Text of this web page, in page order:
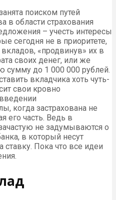
поиском путей
в области страхования
– учесть интересы
сегодня не в приоритете,
«продвинув» их в
своих денег, или же
сумму до 1 000 000 рублей.
вкладчика хоть чуть-
свои кровно
когда застрахована не
его часть. Ведь в
не задумываются о
в который несут
ставку. Пока что все идеи